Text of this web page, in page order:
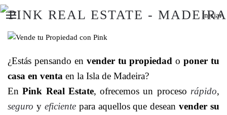
Iniciar
¿Estás pensando en vender tu propiedad oponer tu
casa en venta en la Isla de Madeira?
EnPink Real Estate, ofrecemos un proceso rápido,
seguro y eficientepara aquellos que deseanvender su